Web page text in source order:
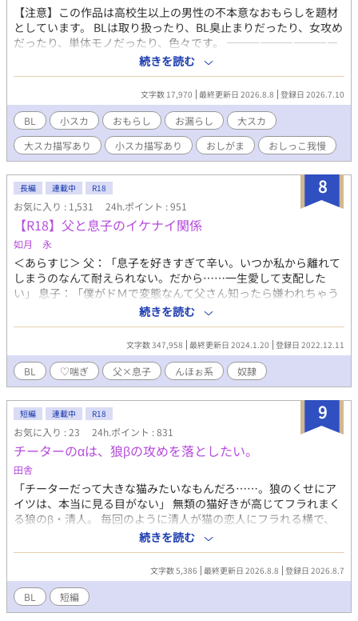
【注意】この作品は高校生以上の男性の不本意なおもらしを題材
としています。 BLは取り扱ったり、BL臭止まりだったり、女攻め
だったり、単体モノだったり、色々です。 ――――――――――
【更新頻度】月1回／第1金曜日20時予定 pixivで掲載してきた過
去作品をこちらにまとめます。 全て改稿予定です。 基本は1話読
み切りですが続編があるものもあります。 ※改稿を進めてほしい
作品があれば是非コメント・X・マシュマロ等で教えてください！
――――――――――― 【以下は章で分類します】 小スカ、大ス
カ、小大スカ(両方)、体調不良（嘔吐等）あり 【以下はタイトル
に記します】 BL、BL未満、CPなし(カップリングなし)、女攻め
【区分について】 ・BL：恋愛関係にあるものを指します（両片思
い含む） ・BL未満：片思いや、距離感が近いだけのものを指しま
す ・CPなし：互いに友情100％、赤の他人、ただのクラスメイト
等のものを指します ・女攻め：男女CPですが女性が攻めのものを
指します
続きを読む
文字数 17,970 最終更新日 2026.8.8 登録日 2026.7.10
BL 小スカ おもらし お漏らし
大スカ
大スカ描写あり
小スカ描写あり おしがま おしっこ我慢
8
長編 連載中 R18
お気に入り : 1,531 24h.ポイント : 951
【R18】父と息子のイケナイ関係
如月 永
＜あらすじ＞ 父：「息子を好きすぎて辛い。いつか私から離れて
しまうのなんて耐えられない。だから……一生愛して支配した
い」 息子：「僕がドＭで変態なんて父さん知ったら嫌われちゃう
よね。でも僕は母さんにしてたみたいにドＳな父さんに虐めて欲
しい」 父子家庭で仲良く暮らす二人は、実は長年両片思いだっ
た。 拗らせ過ぎた愛情はやっと成就し、ご主人様と奴隷の生活が
始まった。 ＜説明＆注意点＞ 父×息子。近親相姦。ストーリー性
０。エロ中心。ソフトＳＭ傾向。 設定も深くありませんので、血
の繋がりもそれほど気にせずとも読めるかも。 素人作品のため、
作者の気分次第で視点が急に変わったり、文体が変わる傾向があ
ります。特にエロ文章を試行錯誤中。 誤字脱字、話中の矛盾、変
態プレイなど気になら方はどうぞ頭からっぽにして読んでくださ
い。 ＜キャラクター覚書＞ ●父：御主人様。40代。Ｓっ気あり。
年齢に見合わず絶倫。妻（母）を亡くしてから息子が生きがい。
歪んだ愛が蓄積し、息子を奴隷とする。 息子を育てるために、在
宅で出来る仕事をし、家事全般にも優秀。 ●息子：大学生。20
代。快感に弱く流されやすい。父限定で淫乱ビッチ奴隷。物心が
ついた頃からドＭだと自覚あり。母似で、幼少は女の子とからか
われるのが嫌で、今は適度に身体を鍛えて身長も高い。通常時は
父を「オヤジ」、自分を「俺」と呼ぶが、えっちな状況や気分に
なると「父さん」「僕」と無意識に呼び方が変わる。 ●母（故
人）：作中にはほぼ出ませんが、息子が小学生の頃、病気で亡く
なる。父とは性癖が合い長年のセフレを経て妻になる。息子にと
っては母。
続きを読む
文字数 347,958 最終更新日 2024.1.20 登録日 2022.12.11
BL ♡喘ぎ 父×息子 んほぉ系 奴隷
9
短編 連載中 R18
お気に入り : 23 24h.ポイント : 831
チーターのαは、狼βの攻めを落としたい。
田舎
「チーターだって大きな猫みたいなもんだろ……。狼のくせにア
イツは、本当に見る目がない」 無類の猫好きが高じてフラれまく
る狼のβ・清人。 毎回のように清人が猫の恋人にフラれる横で、
ずっと片思いの熱を隠しているのが幼馴染のチーターα・柊だ。
どこまでも鈍感すぎる狼と、ずっと一途に彼を想う肉食系チータ
ーの話。 ※イケメンβ攻め×美人系α受け ※性転換（ビッチング）
の描写はありません。
続きを読む
文字数 5,386 最終更新日 2026.8.8 登録日 2026.8.7
BL 短編